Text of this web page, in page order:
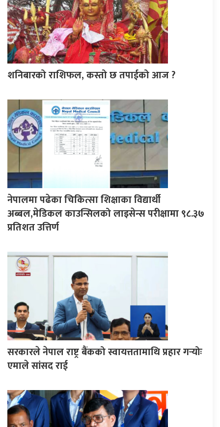
शनिबारको राशिफल, कस्तो छ तपाईको आज ?
नेपालमा पढेका चिकित्सा शिक्षाका विद्यार्थी
अब्बल,मेडिकल काउन्सिलको लाइसेन्स परीक्षामा ९८.३७
प्रतिशत उत्तिर्ण
सरकारले नेपाल राष्ट्र बैंकको स्वायत्ततामाथि प्रहार गर्‍योः
एमाले सांसद राई